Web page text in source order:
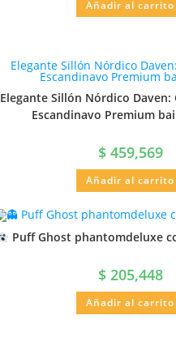
Añadir al carrito
Elegante Sillón Nórdico
Escandinavo Premium
$459,569
Añadir al carrito
Puff Ghost phantomdeluxe
$205,448
Añadir al carrito